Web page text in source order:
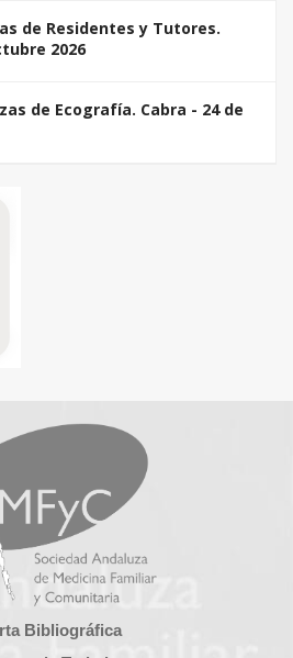
de Residentes y Tutores.
2026
de Ecografía. Cabra - 24 de
Bibliográfica